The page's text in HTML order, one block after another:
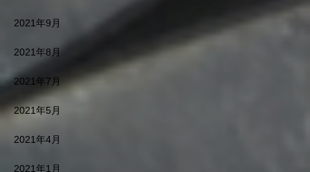
2021年9月
2021年8月
2021年7月
2021年5月
2021年4月
2021年1月